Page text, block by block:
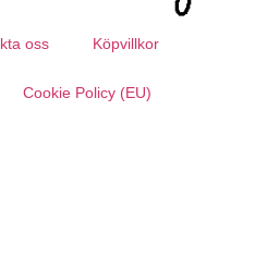
oss Köpvillkor
Cookie Policy (EU)